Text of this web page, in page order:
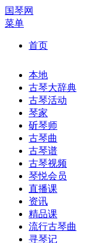
国琴网
菜单
首页
本地
古琴大辞典
古琴活动
琴家
斫琴师
古琴曲
古琴谱
古琴视频
琴悦会员
直播课
资讯
精品课
流行古琴曲
寻琴记